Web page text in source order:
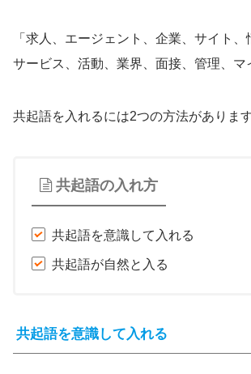
「求人、エージェント、企業、サイト、
サービス、活動、業界、面接、管理、マ
共起語を入れるには2つの方法があります
共起語の入れ方
共起語を意識して入れる
共起語が自然と入る
共起語を意識して入れる